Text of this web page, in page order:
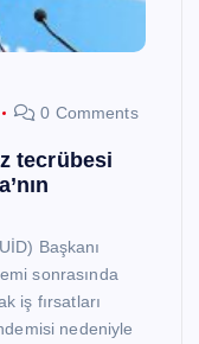
0 Comments
tecrübesi
Başkanı
sonrasında
iş fırsatları
nedeniyle